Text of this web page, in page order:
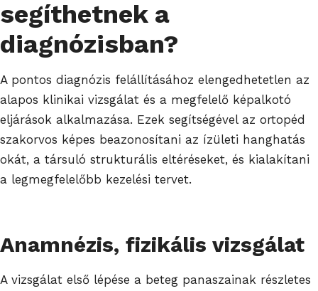
segíthetnek a
diagnózisban?
A pontos diagnózis felállításához elengedhetetlen az
alapos klinikai vizsgálat és a megfelelő képalkotó
eljárások alkalmazása. Ezek segítségével az ortopéd
szakorvos képes beazonosítani az ízületi hanghatás
okát, a társuló strukturális eltéréseket, és kialakítani
a legmegfelelőbb kezelési tervet.
Anamnézis, fizikális vizsgálat
A vizsgálat első lépése a beteg panaszainak részletes